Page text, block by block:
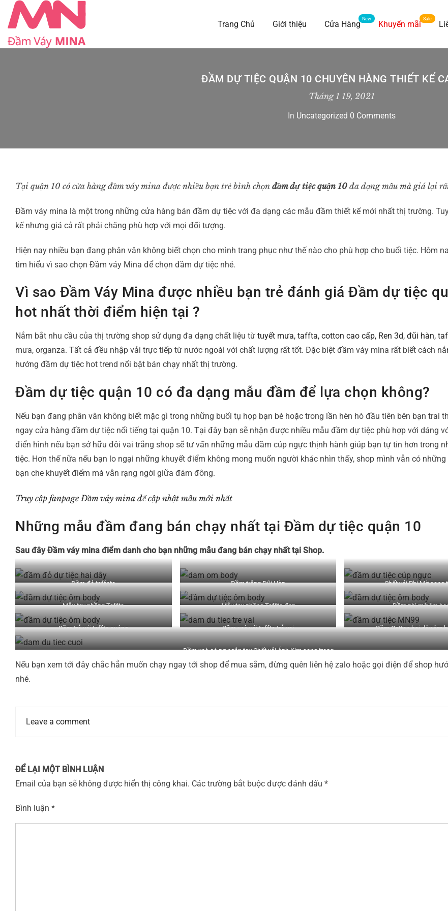
Trang Chủ Giới thiệu Cửa Hàng Khuyến mãi
ĐẦM DỰ TIỆC QUẬN 10 CHUYÊN HÀNG THIẾT KẾ
Tháng 1 19, 2021
In Uncategorized 0 Comments
Tại quận 10 có cửa hàng đầm váy mina được nhiều bạn trẻ bình chọn đầm dự tiệc quận 10 đa dạng mẫu mà giá lại
Đầm váy mina là một trong những cửa hàng bán đầm dự tiệc với đa dạng các mẫu đầm thiết kế mới nhất thị trường.
kế nhưng giá cả rất phải chăng phù hợp với mọi đối tượng.
Hiện nay nhiều bạn đang phân vân không biết chọn cho mình trang phục như thế nào cho phù hợp cho buổi tiệc. Hôm
tìm hiểu vì sao chọn Đầm váy Mina để chọn đầm dự tiệc nhé.
Vì sao Đầm Váy Mina được nhiều bạn trẻ đánh giá Đầm dự tiệc
hot nhất thời điểm hiện tại ?
Nắm bắt nhu cầu của thị trường shop sử dụng đa dạng chất liệu từ tuyết mưa, taffta, cotton cao cấp, Ren 3d, đũi hàn,
mưa, organza. Tất cả đều nhập vải trực tiếp từ nước ngoài với chất lượng rất tốt. Đặc biệt đầm váy mina rất biết cách
hướng đầm dự tiệc hot trend nổi bật bán chạy nhất thị trường.
Đầm dự tiệc quận 10 có đa dạng mẫu đầm để lựa chọn không?
Nếu bạn đang phân vân không biết mặc gì trong những buổi tụ họp bạn bè hoặc trong lần hèn hò đầu tiên bên bạn trai
ngay cửa hàng đầm dự tiệc nổi tiếng tại quận 10. Tại đây bạn sẽ nhận được nhiều mẫu đầm dự tiệc phù hợp với dáng
điển hình nếu bạn sở hữu đôi vai trắng shop sẽ tư vấn những mẫu đầm cúp ngực thịnh hành giúp bạn tự tin hơn trong
tiệc. Hơn thế nữa nếu bạn lo ngại những khuyết điểm không mong muốn người khác nhìn thấy, shop mình vẫn có
bạn che khuyết điểm mà vẫn rạng ngời giữa đám đông.
Truy cập fanpage Đầm váy mina để cập nhật mẫu mới nhất
Những mẫu đầm đang bán chạy nhất tại Đầm dự tiệc quận 10
Sau đây Đầm váy mina điểm danh cho bạn những mẫu đang bán chạy nhất tại Shop.
Đầm đỏ taffeta Đầm trắng Đũi Hàn Chất vải Phi Mờ sang
Mẫu tay phồng Taffta Mẫu tay phồng Taffta đen Đầm phi mờ ôm
Đầm trễ vải taffta suông Đầm xoè vải taffta trễ vai Đầm Cotton hai dây ôm
Đầm xoè có nơ ngắn tay Chất vải Ánh Kim sang trọng
Nếu bạn xem tới đây chắc hẳn muốn chạy ngay tới shop để mua sắm, đừng quên liên hệ zalo hoặc gọi điện để shop
nhé.
Leave a comment
ĐỂ LẠI MỘT BÌNH LUẬN
Email của bạn sẽ không được hiển thị công khai. Các trường bắt buộc được đánh dấu *
Bình luận *